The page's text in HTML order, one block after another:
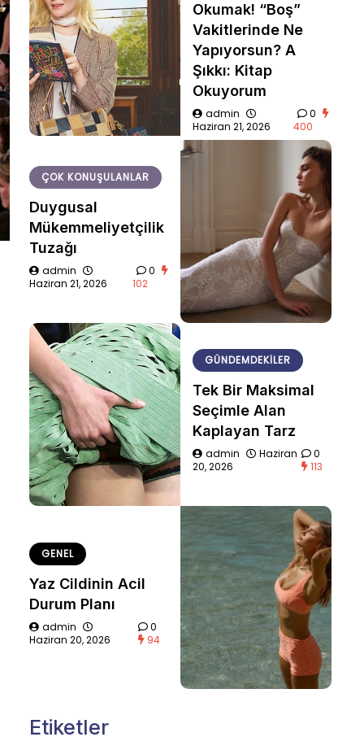
Okumak! “Boş”
Vakitlerinde Ne
Yapıyorsun? A
Şıkkı: Kitap
Okuyorum
admin
Haziran 21, 2026
0
400
ÇOK KONUŞULANLAR
Duygusal
Mükemmeliyetçilik
Tuzağı
admin
Haziran 21, 2026
0
102
GÜNDEMDEKILER
Tek Bir Maksimal
Seçimle Alan
Kaplayan Tarz
admin
Haziran
20, 2026
0
113
GENEL
Yaz Cildinin Acil
Durum Planı
admin
Haziran 20, 2026
0
94
Etiketler